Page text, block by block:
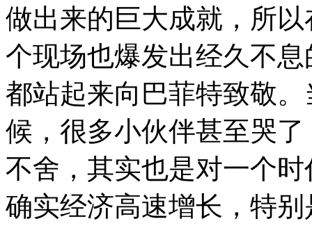
做出来的巨大成就，所
个现场也爆发出经久不
都站起来向巴菲特致敬
候，很多小伙伴甚至哭
不舍，其实也是对一个
确实经济高速增长，特